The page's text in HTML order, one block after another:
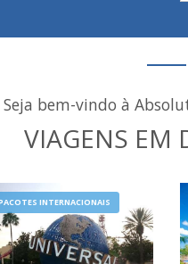
Seja bem-vindo à
VIAGENS EM
INTERNACIONAIS